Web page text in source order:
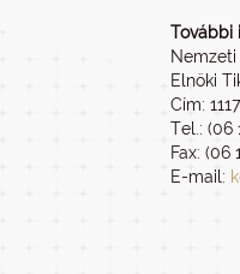
További
Elnöki
Cím:
Tel.: (06
Fax: (06
E-mail: